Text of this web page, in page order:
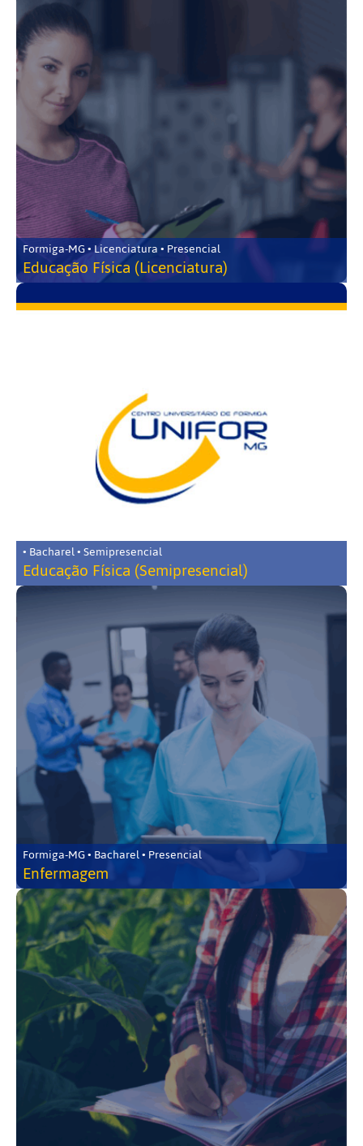
Formiga-MG • Licenciatura • Presencial
Educação Física (Licenciatura)
• Bacharel • Semipresencial
Educação Física (Semipresencial)
Formiga-MG • Bacharel • Presencial
Enfermagem